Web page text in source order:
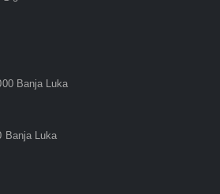
Banja Luka
Banja Luka